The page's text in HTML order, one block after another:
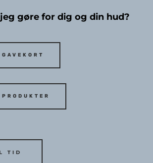
gøre for dig og din hud?
TID